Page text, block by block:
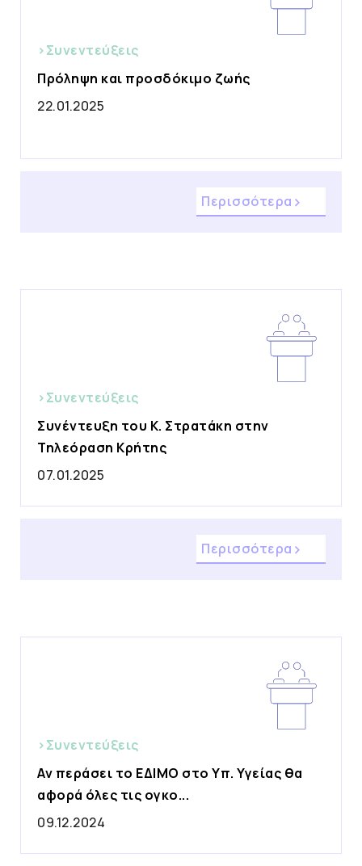
>Συνεντεύξεις
Πρόληψη και προσδόκιμο ζωής
22.01.2025
Περισσότερα
>Συνεντεύξεις
Συνέντευξη του Κ. Στρατάκη στην
Τηλεόραση Κρήτης
07.01.2025
Περισσότερα
>Συνεντεύξεις
Αν περάσει το ΕΔΙΜΟ στο Υπ. Υγείας θα
αφορά όλες τις ογκο...
09.12.2024